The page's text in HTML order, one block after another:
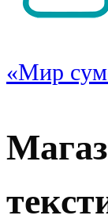
«Мир